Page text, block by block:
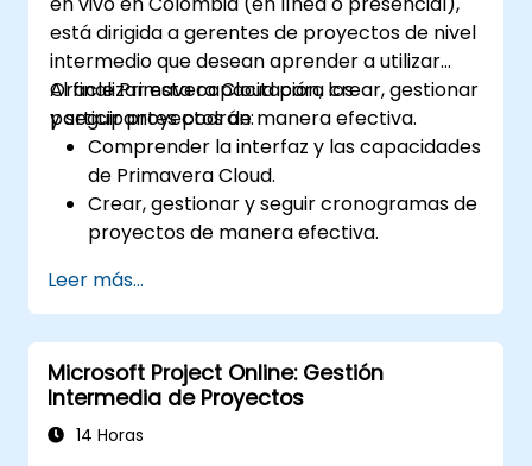
Integrar ClickUp con otras herramientas
de colaboración.
está dirigida a gerentes de proyectos de nivel
intermedio que desean aprender a utilizar
Oracle Primavera Cloud para crear, gestionar
y seguir proyectos de manera efectiva.
Al finalizar esta capacitación, los
participantes podrán:
Comprender la interfaz y las capacidades
de Primavera Cloud.
Crear, gestionar y seguir cronogramas de
proyectos de manera efectiva.
optimización de recursos.
Aprender a identificar, analizar y mitigar
riesgos de proyecto.
Leer más...
Microsoft Project Online: Gestión
Intermedia de Proyectos
14 Horas